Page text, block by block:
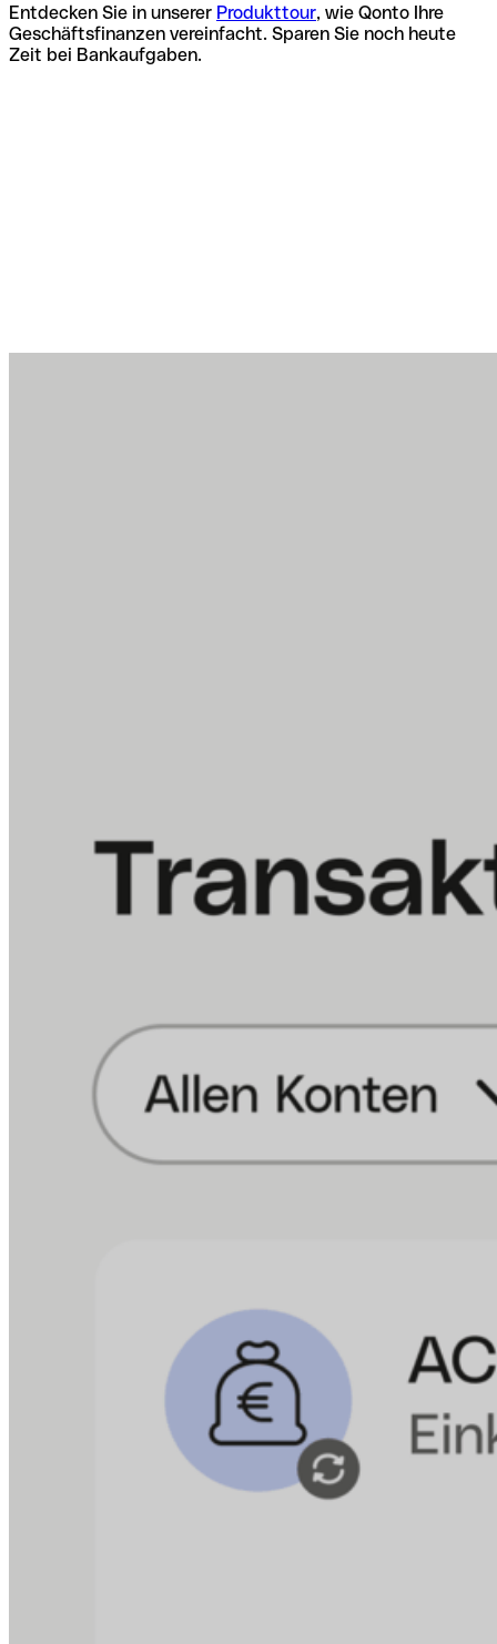
Entdecken Sie in unserer Produkttour, wie Qonto Ihre
Geschäftsfinanzen vereinfacht. Sparen Sie noch heute
Zeit bei Bankaufgaben.